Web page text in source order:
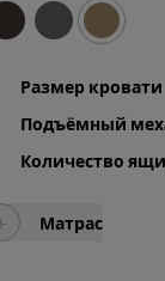
Размер кровати
Подъёмный
Количество
Матрас